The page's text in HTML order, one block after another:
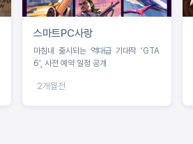
스마트PC사랑
마침내 출시되는 역대급 기대작 ‘GTA
6’, 사전 예약 일정 공개
2개월전